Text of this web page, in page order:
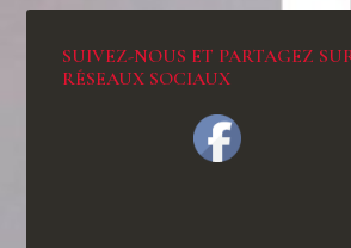
SUIVEZ-NOUS ET PARTAGEZ
RÉSEAUX SOCIAUX